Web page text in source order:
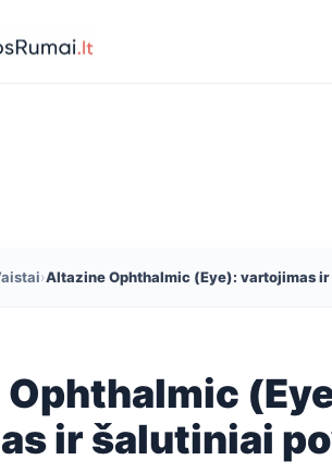
›Altazine Ophthalmic (Eye): vartojimas
ir šalutiniai